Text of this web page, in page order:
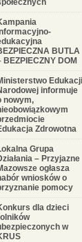
BUTLA
BEZPIECZNY DOM
Edukacji
informuje
nowym,
Zdrowotna
Grupa
– Przyjazne
ogłasza
wniosków o
pomocy
dla dzieci
w